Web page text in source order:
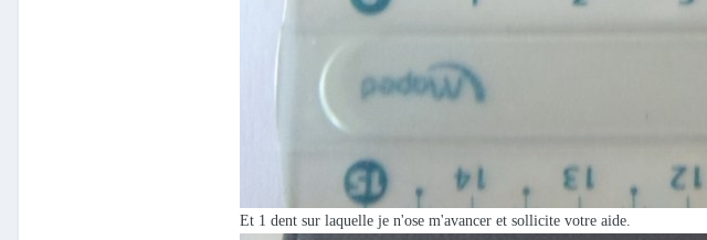
Et 1 dent sur laquelle je n'ose m'avancer et sollicite votre aide.